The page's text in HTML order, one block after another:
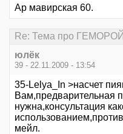
Ар мавирская 60.
Re: Тема про
юлёк
39 - 22.11.2009 - 13:54
35-Lelya_In >насчет
Вам,предварительная
нужна,консультация
мейл.